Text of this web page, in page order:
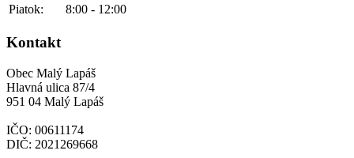
Piatok:
8:00 - 12:00
Kontakt
Obec Malý Lapáš
Hlavná ulica 87/4
951 04 Malý Lapáš
IČO: 00611174
DIČ: 2021269668